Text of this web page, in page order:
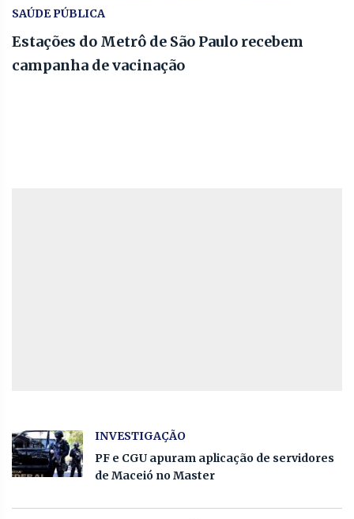
SAÚDE PÚBLICA
Estações do Metrô de São Paulo recebem
campanha de vacinação
INVESTIGAÇÃO
PF e CGU apuram aplicação de servidores
de Maceió no Master